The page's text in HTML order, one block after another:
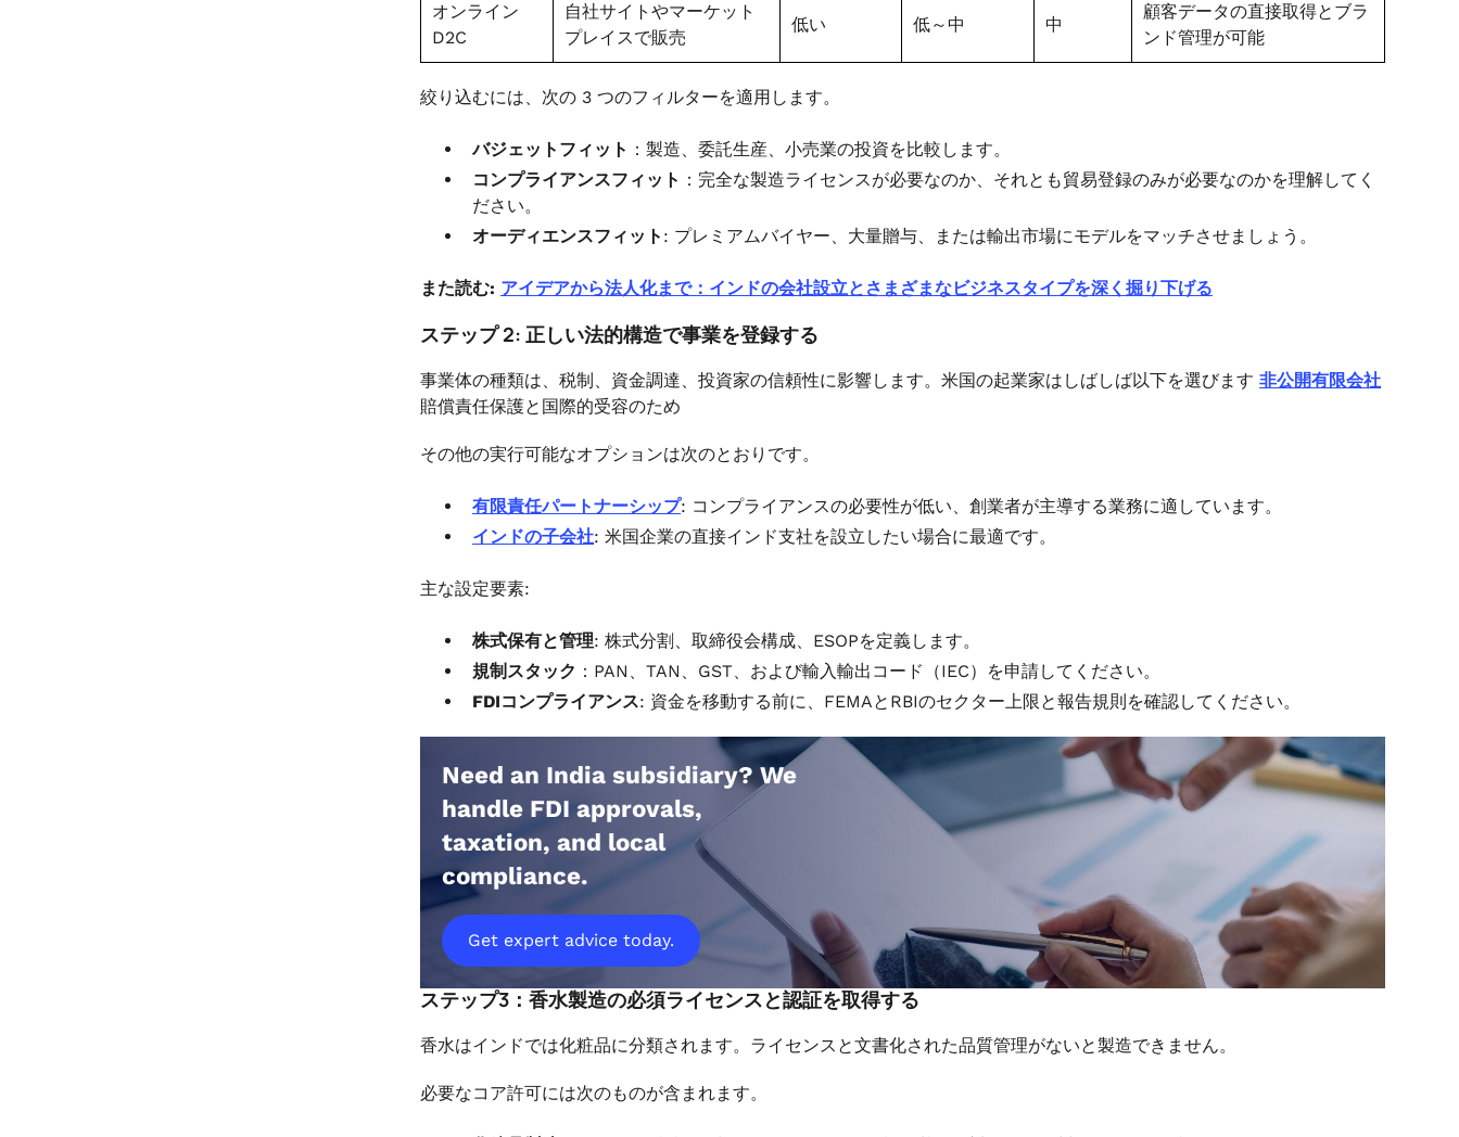
オンライン
D2C
自社サイトやマーケット
プレイスで販売
低い 低～中 中
顧客データの直接取得とブラ
ンド管理が可能
絞り込むには、次の 3 つのフィルターを適用します。
バジェットフィット ：製造、委託生産、小売業の投資を比較します。
コンプライアンスフィット ：完全な製造ライセンスが必要なのか、それとも貿易登録のみが必要なのかを理解してく
ださい。
オーディエンスフィット : プレミアムバイヤー、大量贈与、または輸出市場にモデルをマッチさせましょう。
また読む: アイデアから法人化まで：インドの会社設立とさまざまなビジネスタイプを深く掘り下げる
ステップ 2: 正しい法的構造で事業を登録する
事業体の種類は、税制、資金調達、投資家の信頼性に影響します。米国の起業家はしばしば以下を選びます 非公開有限会社
賠償責任保護と国際的受容のため
その他の実行可能なオプションは次のとおりです。
有限責任パートナーシップ: コンプライアンスの必要性が低い、創業者が主導する業務に適しています。
インドの子会社: 米国企業の直接インド支社を設立したい場合に最適です。
主な設定要素:
株式保有と管理: 株式分割、取締役会構成、ESOPを定義します。
規制スタック ：PAN、TAN、GST、および輸入輸出コード（IEC）を申請してください。
FDIコンプライアンス: 資金を移動する前に、FEMAとRBIのセクター上限と報告規則を確認してください。
Need an India subsidiary? We
handle FDI approvals,
taxation, and local
compliance.
Get expert advice today.
ステップ3：香水製造の必須ライセンスと認証を取得する
香水はインドでは化粧品に分類されます。ライセンスと文書化された品質管理がないと製造できません。
必要なコア許可には次のものが含まれます。